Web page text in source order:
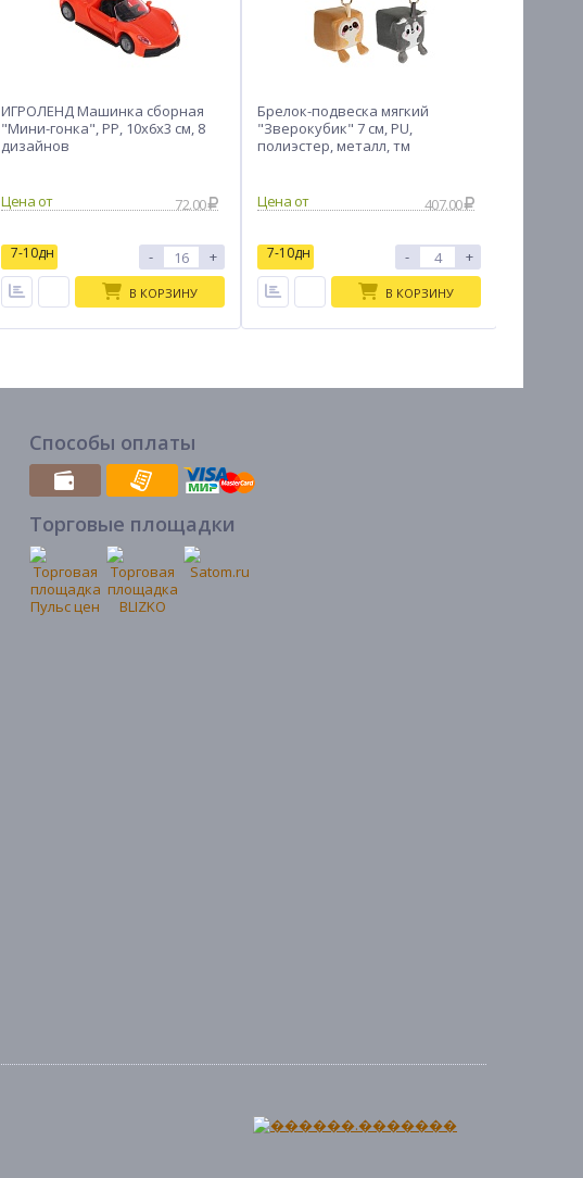
ИГРОЛЕНД Машинка сборная
"Мини-гонка", PP, 10х6х3 см, 8
дизайнов
72.00
7-10дн - +
В КОРЗИНУ
Брелок-подвеска мягкий
"Зверокубик" 7 см, PU,
полиэстер, металл, тм
407.00
7-10дн - +
В КОРЗИНУ
Способы оплаты
Торговые площадки